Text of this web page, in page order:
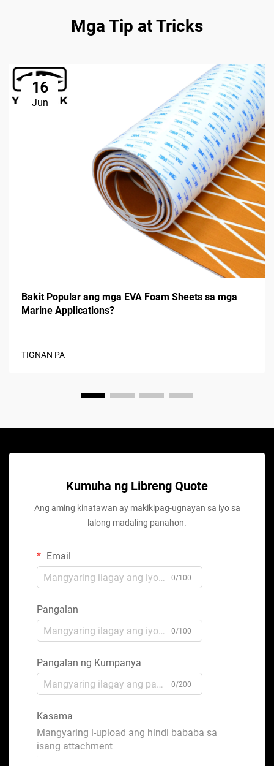
Mga Tip at Tricks
16
Jun
Bakit Popular ang mga EVA Foam Sheets sa mga
Marine Applications?
TIGNAN PA
Kumuha ng Libreng Quote
Ang aming kinatawan ay makikipag-ugnayan sa iyo sa
lalong madaling panahon.
Email
0/100
Pangalan
0/100
Pangalan ng Kumpanya
0/200
Kasama
Mangyaring i-upload ang hindi bababa sa
isang attachment